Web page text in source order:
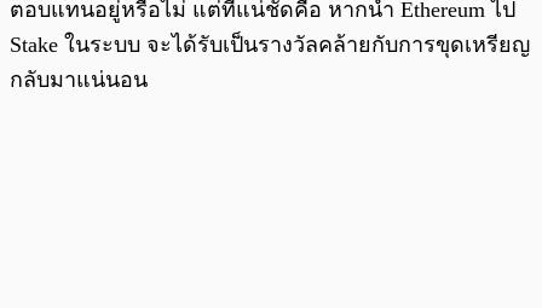
ตอบแทนอยู่หรือไม่ แต่ที่แน่ชัดคือ หากนำ Ethereum ไป
Stake ในระบบ จะได้รับเป็นรางวัลคล้ายกับการขุดเหรียญ
กลับมาแน่นอน